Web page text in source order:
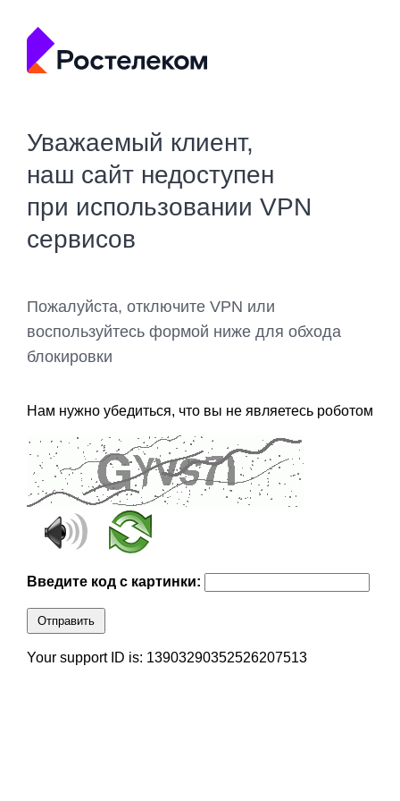
Уважаемый клиент,
наш сайт недоступен
при использовании VPN
сервисов
Пожалуйста, отключите VPN или
воспользуйтесь формой ниже для обхода
блокировки
Нам нужно убедиться, что вы не являетесь роботом
Введите код с картинки:
Отправить
Your support ID is: 13903290352526207513